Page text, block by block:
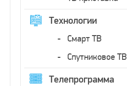
Технологии
Смарт ТВ
Спутниковое ТВ
Телепрограмма